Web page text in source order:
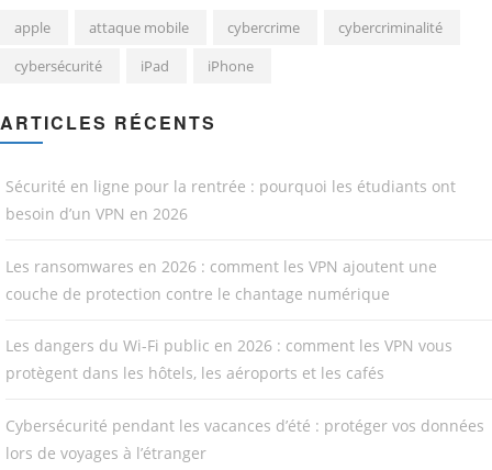
apple attaque mobile cybercrime
cybercriminalité
cybersécurité
iPad iPhone
ARTICLES RÉCENTS
Sécurité en ligne pour la rentrée : pourquoi les étudiants ont
besoin d’un VPN en 2026
Les ransomwares en 2026 : comment les VPN ajoutent une
couche de protection contre le chantage numérique
Les dangers du Wi-Fi public en 2026 : comment les VPN vous
protègent dans les hôtels, les aéroports et les cafés
Cybersécurité pendant les vacances d’été : protéger vos données
lors de voyages à l’étranger